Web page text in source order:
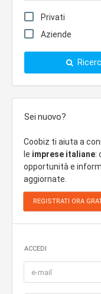
Privati
Aziende
Sei nuovo?
Coobiz ti aiuta a
le imprese italiane:
opportunità e
aggiornate.
ACCEDI